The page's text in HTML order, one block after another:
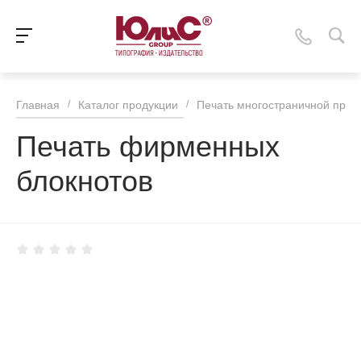
Главная / Каталог продукции / Печать многостраничной
Печать фирменных
блокнотов